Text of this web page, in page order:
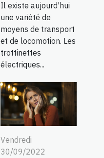
Il existe aujourd'hui
une variété de
moyens de transport
et de locomotion. Les
trottinettes
électriques...
Vendredi
30/09/2022